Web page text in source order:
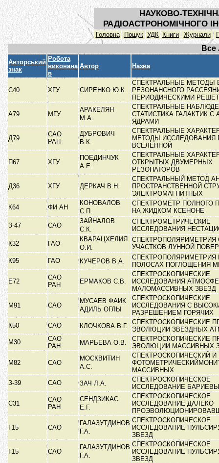
НАУКОВО-
РАДІОАСТРОНОМІЧНОГО
Головна Пошук УДК Книги Журнали
Все
Авторський
знак
Робота
виконана
в
Автор Назва
С40 ХГУ СИРЕНКО Ю.К.
СПЕКТРАЛЬНЫЕ МЕТОДЫ
РЕЗОНАНСНОГО
ПЕРИОДИЧЕСКИМИ
А79 МГУ
АРАКЕЛЯН
М.А.
СПЕКТРАЛЬНЫЕ
СТАТИСТИКА ГАЛАКТИК С
ЯДРАМИ
Д79
САО
РАН
ДУБРОВИЧ
В.К.
СПЕКТРАЛЬНЫЕ
МЕТОДЫ ИССЛЕДОВАНИЯ
ВСЕЛЕННОЙ
П67 ХГУ
ПОЕДИНЧУК
А.Е.
СПЕКТРАЛЬНЫЕ
ОТКРЫТЫХ ДВУМЕРНЫХ
РЕЗОНАТОРОВ
Д36 ХГУ ДЕРКАЧ В.Н.
СПЕКТРАЛЬНЫЙ МЕТОД
ПРОСТРАНСТВЕННОЙ
ЭЛЕКТРОМАГНИТНЫХ
К64
ФИ АН
КОНОВАЛОВ
С.П.
СПЕКТРОМЕТР ПОЛНОГО
НА ЖИДКОМ КСЕНОНЕ
З-47
САО
ЗАЙНАЛОВ
С.К.
СПЕКТРОМЕТРИЧЕСКИЕ
ИССЛЕДОВАНИЯ
К32
ГАО
КВАРАЦХЕЛИЯ
О.И.
СПЕКТРОПОЛЯРИМЕТРИЯ
УЧАСТКОВ ЛУННОЙ
К95
ГАО КУЧЕРОВ В.А.
СПЕКТРОПОЛЯРИМЕТРИЯ
ПОЛОСАХ ПОГЛОЩЕНИЯ
Е72
САО
РАН
ЕРМАКОВ С.В.
СПЕКТРОСКОПИЧЕСКИЕ
ИССЛЕДОВАНИЯ
МАЛОМАССИВНЫХ ЗВЕЗД
М91 САО
МУСАЕВ ФАИК
АДИЛЬ ОГЛЫ
СПЕКТРОСКОПИЧЕСКИЕ
ИССЛЕДОВАНИЯ С
РАЗРЕШЕНИЕМ ГОРЯЧИХ
К50
САО КЛОЧКОВА В.Г.
СПЕКТРОСКОПИЧЕСКИЕ
ЭВОЛЮЦИИ ЗВЕЗДНЫХ
М30
САО
РАН
МАРЬЕВА О.В.
СПЕКТРОСКОПИЧЕСКИЕ
ЭВОЛЮЦИИ МАССИВНЫХ
М82 САО
МОСКВИТИН
А.С.
СПЕКТРОСКОПИЧЕСКИЙ И
МАССИВНЫХ
З-39
САО ЗАЧ Л.А.
СПЕКТРОСКОПИЧЕСКОЕ
ИССЛЕДОВАНИЕ
С31
САО
РАН
СЕНДЗИКАС
Е.Г.
СПЕКТРОСКОПИЧЕСКОЕ
ИССЛЕДОВАНИЕ ДАЛЕКО
Г15 САО
ГАЛАЗУТДИНОВ
Г.А.
СПЕКТРОСКОПИЧЕСКОЕ
ИССЛЕДОВАНИЕ
ЗВЕЗД
Г15 САО
ГАЛАЗУТДИНОВ
Г.А.
СПЕКТРОСКОПИЧЕСКОЕ
ИССЛЕДОВАНИЕ
ЗВЕЗД